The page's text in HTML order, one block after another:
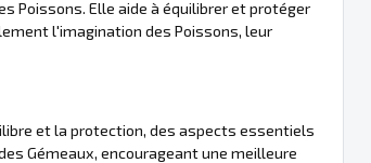
Poissons. Elle aide à équilibrer et protéger
l'imagination des Poissons, leur
et la protection, des aspects essentiels
Gémeaux, encourageant une meilleure